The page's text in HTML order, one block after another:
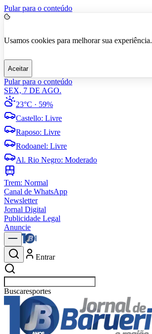
Pular para o conteúdo
Usamos cookies para melhorar sua experiência.
Aceitar
Pular para o conteúdo
SEX, 7 DE AGO.
23°C · 59%
Castello: Livre
Raposo: Livre
Rodoanel: Livre
Al. Rio Negro: Moderado
Trem: Normal
Canal de WhatsApp
Newsletter
Jornal Digital
Publicidade Legal
Anuncie
Entrar
Buscarpolítica